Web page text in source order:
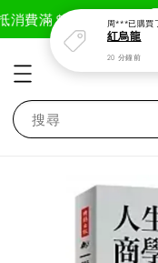
消費滿＄1800免運費
搜尋
周***已購買
紅烏龍
20 分鐘前